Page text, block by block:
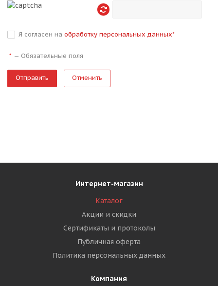
Я согласен на обработку персональных данных*
* — Обязательные поля
Отменить
Интернет-магазин
Каталог
Акции и скидки
Сертификаты и протоколы
Публичная оферта
Политика персональных данных
Компания